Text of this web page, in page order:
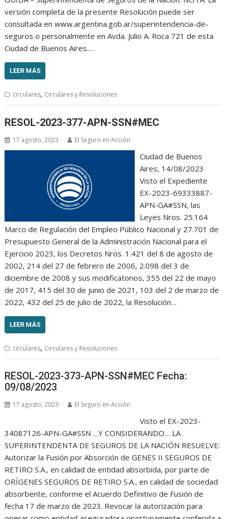
versión completa de la presente Resolución puede ser
consultada en www.argentina.gob.ar/superintendencia-de-
seguros o personalmente en Avda. Julio A. Roca 721 de esta
Ciudad de Buenos Aires.…
LEER MÁS
circulares, Circulares y Resoluciones
RESOL-2023-377-APN-SSN#MEC
17 agosto, 2023 El Seguro en Acción
Ciudad de Buenos
Aires, 14/08/2023
Visto el Expediente
EX-2023-69333887-
APN-GA#SSN, las
Leyes Nros. 25.164
Marco de Regulación del Empleo Público Nacional y 27.701 de
Presupuesto General de la Administración Nacional para el
Ejercicio 2023, los Decretos Nros. 1.421 del 8 de agosto de
2002, 214 del 27 de febrero de 2006, 2.098 del 3 de
diciembre de 2008 y sus modificatorios, 355 del 22 de mayo
de 2017, 415 del 30 de junio de 2021, 103 del 2 de marzo de
2022, 432 del 25 de julio de 2022, la Resolución…
LEER MÁS
circulares, Circulares y Resoluciones
RESOL-2023-373-APN-SSN#MEC Fecha:
09/08/2023
17 agosto, 2023 El Seguro en Acción
Visto el EX-2023-
34087126-APN-GA#SSN …Y CONSIDERANDO… LA
SUPERINTENDENTA DE SEGUROS DE LA NACIÓN RESUELVE:
Autorizar la Fusión por Absorción de GENES II SEGUROS DE
RETIRO S.A., en calidad de entidad absorbida, por parte de
ORÍGENES SEGUROS DE RETIRO S.A., en calidad de sociedad
absorbente, conforme el Acuerdo Definitivo de Fusión de
fecha 17 de marzo de 2023. Revocar la autorización para